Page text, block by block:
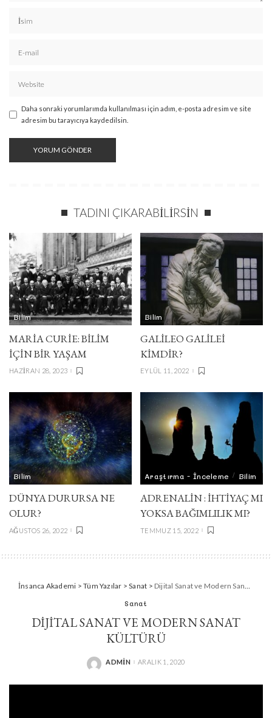
Daha sonraki yorumlarımda kullanılması için adım, e-posta adresim ve site
adresim bu tarayıcıya kaydedilsin.
TADINI ÇIKARABILIRSIN
Bilim
MARIA CURIE: BILIM
İÇIN BIR YAŞAM
HAZIRAN 28, 2023
Bilim
GALILEO GALILEI
KIMDIR?
EYLÜL 11, 2022
Bilim
DÜNYA DURURSA NE
OLUR?
AĞUSTOS 26, 2022
Araştırma - İnceleme Bilim
ADRENALIN : İHTIYAÇ MI
YOKSA BAĞIMLILIK MI?
TEMMUZ 15, 2022
İnsanca Akademi >Tüm Yazılar >Sanat > Dijital Sanat ve Modern Sanat Kültürü
Sanat
DIJITAL SANAT VE MODERN SANAT
KÜLTÜRÜ
POSTED
ADMIN ARALIK 1, 2020